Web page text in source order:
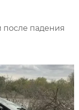
после падения